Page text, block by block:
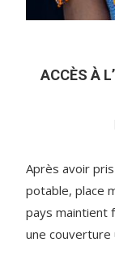
ACCÈS À
Après avoir pris
potable, place
pays maintient
une couverture